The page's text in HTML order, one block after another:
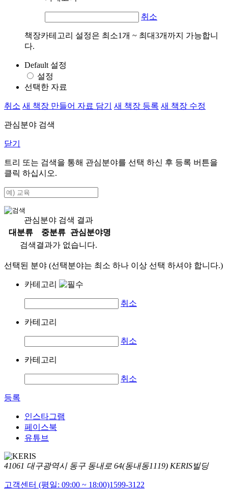
취소
책장카테고리 설정은 최소1개 ~ 최대3개까지 가능합니
다.
Default 설정
설정
선택한 자료
취소 새 책장 만들어 자료 담기 새 책장 등록 새 책장 수정
관심분야 검색
닫기
트리 또는 검색을 통해 관심분야를 선택 하신 후 등록 버튼을
클릭 하십시오.
관심분야 검색 결과
대분류
중분류
관심분야명
검색결과가 없습니다.
선택된 분야 (선택분야는 최소 하나 이상 선택 하셔야 합니다.)
카테고리
취소
카테고리
취소
카테고리
취소
등록
인스타그램
페이스북
유튜브
41061 대구광역시 동구 동내로 64(동내동1119) KERIS빌딩
고객센터 (평일: 09:00 ~ 18:00)1599-3122